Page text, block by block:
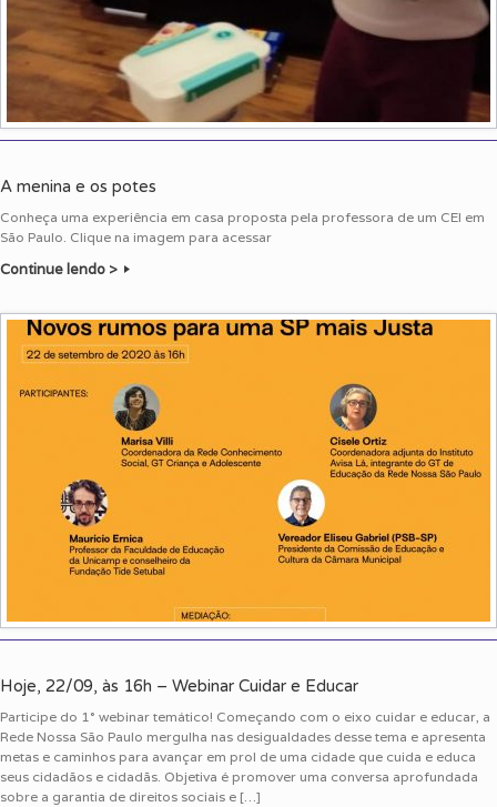
A menina e os potes
Conheça uma experiência em casa proposta pela professora de um CEI em
São Paulo. Clique na imagem para acessar
Continue lendo >
Hoje, 22/09, às 16h – Webinar Cuidar e Educar
Participe do 1° webinar temático! Começando com o eixo cuidar e educar, a
Rede Nossa São Paulo mergulha nas desigualdades desse tema e apresenta
metas e caminhos para avançar em prol de uma cidade que cuida e educa
seus cidadãos e cidadãs. Objetiva é promover uma conversa aprofundada
sobre a garantia de direitos sociais e […]